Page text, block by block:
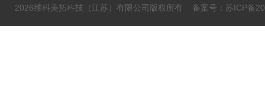
2026维科美拓科技（江苏）有限公司版权所有 备案号：苏ICP备